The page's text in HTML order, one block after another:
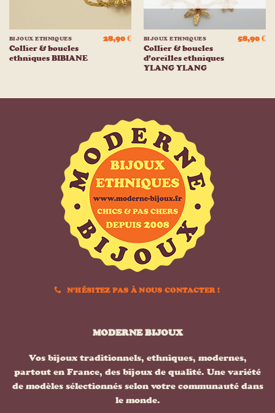
BIJOUX ETHNIQUES
Collier & boucles
ethniques BIBIANE
28,90€ BIJOUX ETHNIQUES
Collier & boucles
d’oreilles ethniques
YLANG YLANG
58,90€
N'HÉSITEZ PAS À NOUS CONTACTER !
MODERNE BIJOUX
Vos bijoux traditionnels, ethniques, modernes,
partout en France, des bijoux de qualité. Une variété
de modèles sélectionnés selon votre communauté dans
le monde.